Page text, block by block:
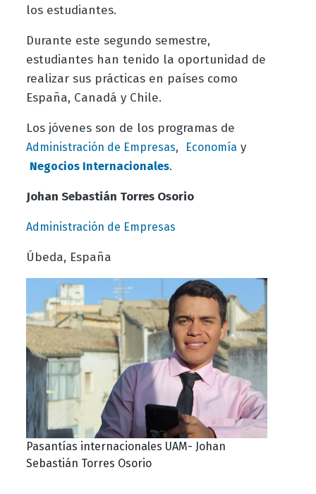
los estudiantes.
Durante este segundo semestre,
estudiantes han tenido la oportunidad de
realizar sus prácticas en países como
España, Canadá y Chile.
Los jóvenes son de los programas de
Administración de Empresas, Economíay
Negocios Internacionales.
Johan Sebastián Torres Osorio
Administración de Empresas
Úbeda, España
Pasantías internacionales UAM- Johan
Sebastián Torres Osorio